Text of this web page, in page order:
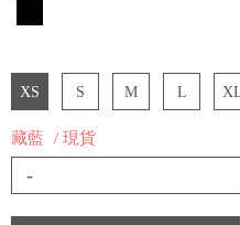
XS S M L
藏藍 / 現貨
-